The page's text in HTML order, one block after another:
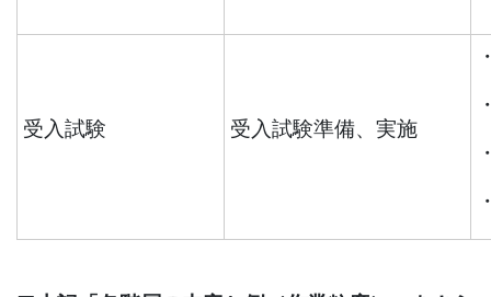
受入試験 受入試験準備、実施